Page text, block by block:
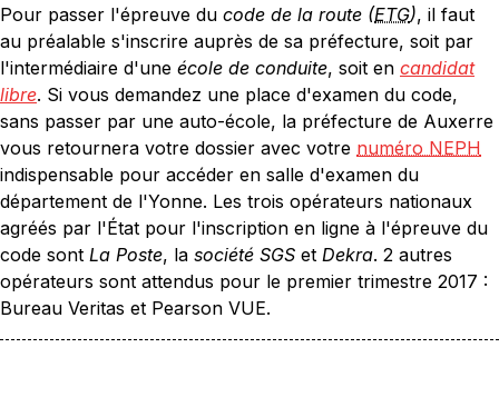
Pour passer l'épreuve du code de la route (ETG), il faut
au préalable s'inscrire auprès de sa préfecture, soit par
l'intermédiaire d'une école de conduite, soit en candidat
libre. Si vous demandez une place d'examen du code,
sans passer par une auto-école, la préfecture de Auxerre
vous retournera votre dossier avec votre numéro NEPH
indispensable pour accéder en salle d'examen du
département de l'Yonne. Les trois opérateurs nationaux
agréés par l'État pour l'inscription en ligne à l'épreuve du
code sont La Poste, la société SGS et Dekra. 2 autres
opérateurs sont attendus pour le premier trimestre 2017 :
Bureau Veritas et Pearson VUE.